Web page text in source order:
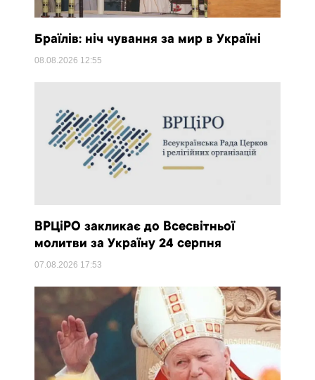
Браїлів: ніч чування за мир в Україні
08.08.2026 12:55
ВРЦіРО закликає до Всесвітньої
молитви за Україну 24 серпня
07.08.2026 17:53